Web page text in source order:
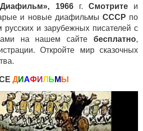
1966г. Смотритеи
и новые диафильмы СССР по
русских и зарубежных писателей с
на нашем сайте бесплатно,
Откройте мир сказочных
ДИАФ ИЛ Ь М Ы